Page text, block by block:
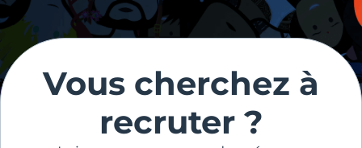
Vous cherchez à
recruter ?